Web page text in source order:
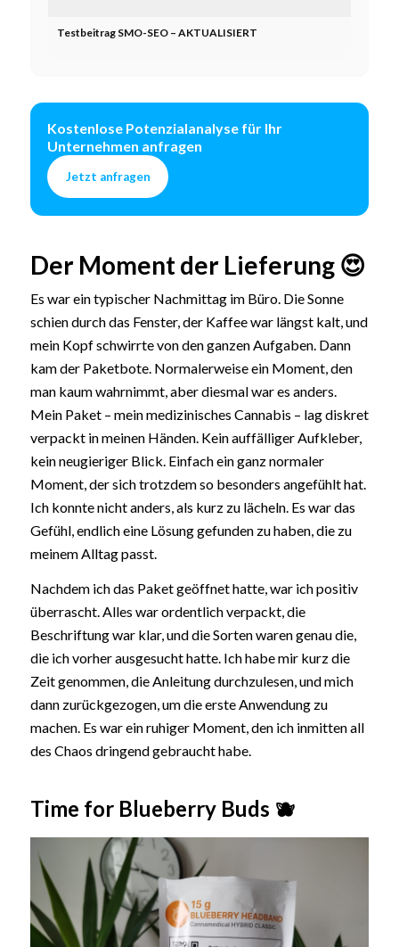
Testbeitrag SMO-SEO – AKTUALISIERT
Kostenlose Potenzialanalyse für Ihr
Unternehmen anfragen
Jetzt anfragen
Der Moment der Lieferung 😍
Es war ein typischer Nachmittag im Büro. Die Sonne
schien durch das Fenster, der Kaffee war längst kalt, und
mein Kopf schwirrte von den ganzen Aufgaben. Dann
kam der Paketbote. Normalerweise ein Moment, den
man kaum wahrnimmt, aber diesmal war es anders.
Mein Paket – mein medizinisches Cannabis – lag diskret
verpackt in meinen Händen. Kein auffälliger Aufkleber,
kein neugieriger Blick. Einfach ein ganz normaler
Moment, der sich trotzdem so besonders angefühlt hat.
Ich konnte nicht anders, als kurz zu lächeln. Es war das
Gefühl, endlich eine Lösung gefunden zu haben, die zu
meinem Alltag passt.
Nachdem ich das Paket geöffnet hatte, war ich positiv
überrascht. Alles war ordentlich verpackt, die
Beschriftung war klar, und die Sorten waren genau die,
die ich vorher ausgesucht hatte. Ich habe mir kurz die
Zeit genommen, die Anleitung durchzulesen, und mich
dann zurückgezogen, um die erste Anwendung zu
machen. Es war ein ruhiger Moment, den ich inmitten all
des Chaos dringend gebraucht habe.
Time for Blueberry Buds 🫐